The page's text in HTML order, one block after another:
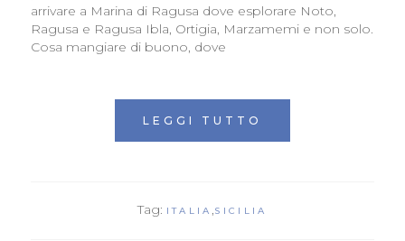
arrivare a Marina di Ragusa dove esplorare Noto,
Ragusa e Ragusa Ibla, Ortigia, Marzamemi e non solo.
Cosa mangiare di buono, dove
LEGGI TUTTO
Tag: ITALIA SICILIA